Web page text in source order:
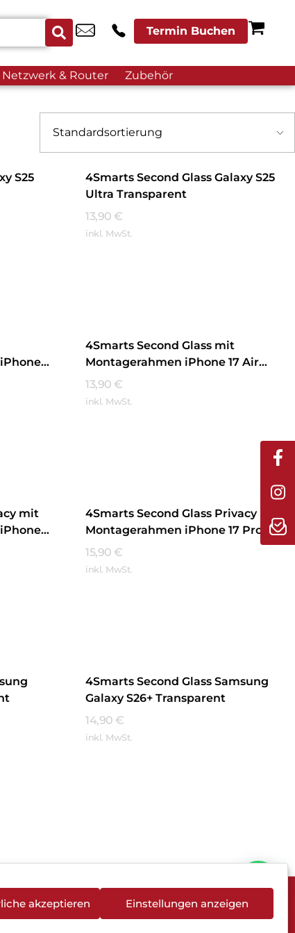
akzeptieren Einstellungen anzeigen
Termin Buchen
Netzwerk & Router Zubehör
S25
4Smarts Second Glass Galaxy S25
Ultra Transparent
13,90 €
inkl. MwSt.
4Smarts Second Glass mit
Montagerahmen iPhone 17 Air
Transparent
13,90 €
inkl. MwSt.
mit
4Smarts Second Glass Privacy mit
Montagerahmen iPhone 17 Pro
Transparent
15,90 €
inkl. MwSt.
4Smarts Second Glass Samsung
Galaxy S26+ Transparent
14,90 €
inkl. MwSt.
Newsletter